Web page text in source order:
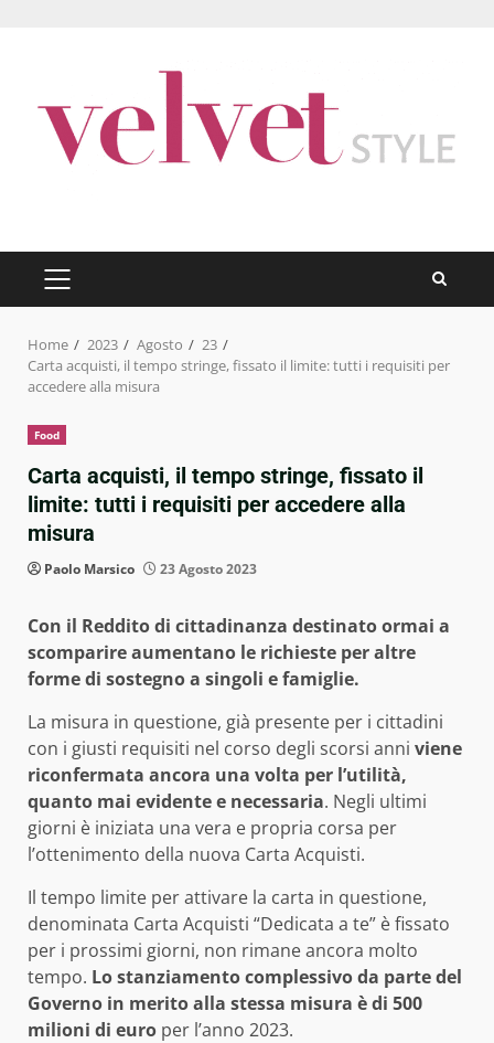
PRIMARY
MENU
Home 2023 Agosto
23
Carta acquisti, il tempo stringe, fissato il limite: tutti i requisiti per
accedere alla misura
Food
Carta acquisti, il tempo stringe, fissato il
limite: tutti i requisiti per accedere alla
misura
Paolo Marsico 23 Agosto 2023
Con il Reddito di cittadinanza destinato ormai a
scomparire aumentano le richieste per altre
forme di sostegno a singoli e famiglie.
La misura in questione, già presente per i cittadini
con i giusti requisiti nel corso degli scorsi anni viene
riconfermata ancora una volta per l’utilità,
quanto mai evidente e necessaria. Negli ultimi
giorni è iniziata una vera e propria corsa per
l’ottenimento della nuova Carta Acquisti.
Il tempo limite per attivare la carta in questione,
denominata Carta Acquisti “Dedicata a te” è fissato
per i prossimi giorni, non rimane ancora molto
tempo. Lo stanziamento complessivo da parte del
Governo in merito alla stessa misura è di 500
milioni di euro per l’anno 2023.